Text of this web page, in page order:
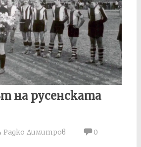
на русенската
Радко Димитров
0